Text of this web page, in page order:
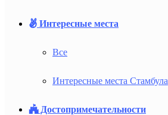
Интересные места
Все
Интересные места Стамбула
Достопримечательности